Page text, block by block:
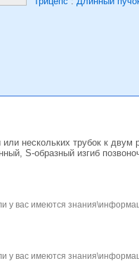
или нескольких трубок к
S-образный изгиб
у вас имеются
у вас имеются